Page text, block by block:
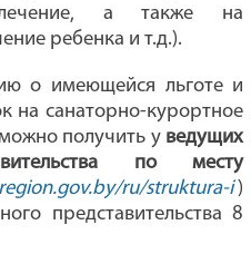
лечение, а также на
ребенка и т.д.).
о имеющейся льготе и
на санаторно-курортное
получить у ведущих
по месту
ru/struktura-i )
представительства 8